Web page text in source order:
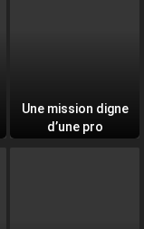
Une mission digne
d’une pro